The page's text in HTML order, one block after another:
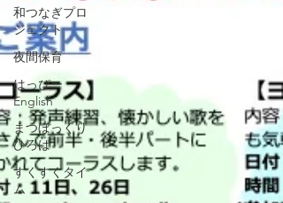
和つなぎプロ
ジェクト
夜間保育
はっぴー
English
まつぼっくり
ひろば
すくすくタイ
ム